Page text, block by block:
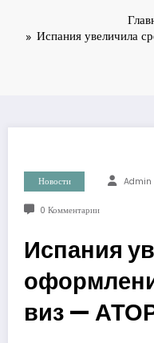
Испания увеличила
Новости Admin
0 Комментарии
Испания
виз —